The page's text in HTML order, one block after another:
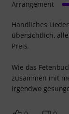
Handliches
übersichtlich,
Preis.
Wie das
zusammen mit
irgendwo
Arrangement